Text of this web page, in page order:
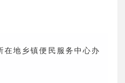
在地乡镇便民服务中心办